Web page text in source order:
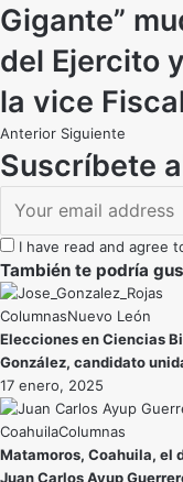
Gigante”
del Ejercito
la vice
Anterior Siguiente
Suscríbete
I have read and agree
También te podría
Nuevo León
Elecciones en Ciencias
González, candidato
17 enero, 2025
Coahuila
Matamoros, Coahuila, el
Juan Carlos Ayup